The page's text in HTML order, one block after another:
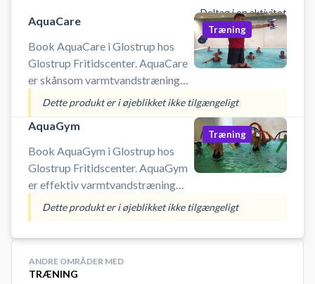
Deltag i en aktivitet
AquaCare
Book AquaCare i Glostrup hos
Glostrup Fritidscenter. AquaCare
er skånsom varmtvandstræning
med fokus på bevægelse, balance,
styrke og genopbyggende øvelser
i vand. Holdet er for alle, men
særligt velegnet til dig med nedsat
fysisk funktionsevne, som ønsker
lavintensiv træning i varmt vand.
Træning
Dette produkt er i øjeblikket ikke tilgængeligt
AquaGym
Book AquaGym i Glostrup hos
Glostrup Fritidscenter. AquaGym
er effektiv varmtvandstræning
med fokus på kondition, styrke,
koordination og bevægelsesfrihed
i vand. Holdet er for alle, da du selv
velegnet til dig, som ønsker
Træning
Dette produkt er i øjeblikket ikke tilgængeligt
ANDRE OMRÅDER MED
TRÆNING